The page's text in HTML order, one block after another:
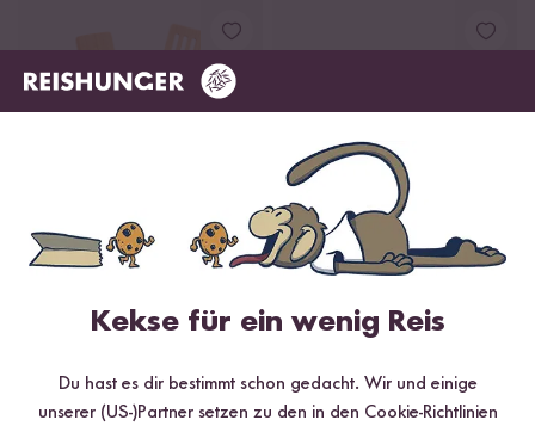
Loading...
Pfannenwender Set
Massaman Thai Curry
ab 1,69 €33,80 € / kg
Kekse für ein wenig Reis
Du hast es dir bestimmt schon gedacht. Wir und einige
unserer (US-)Partner setzen zu den in den Cookie-Richtlinien